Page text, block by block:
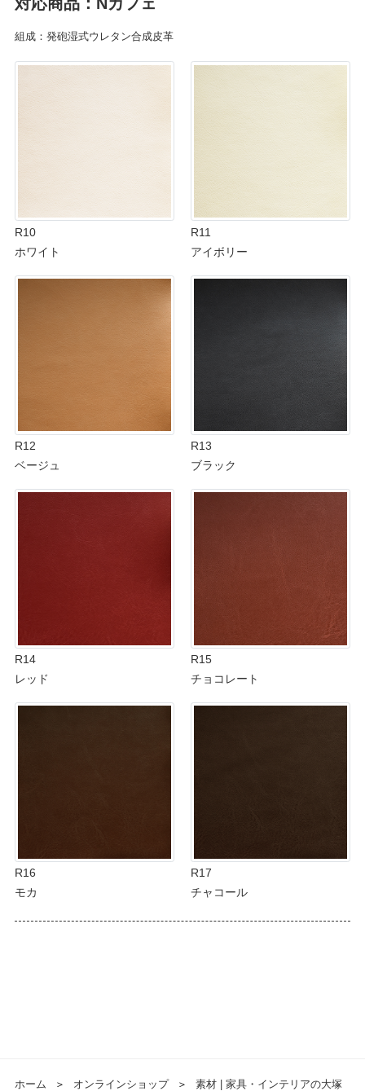
組成：発砲湿式ウレタン合成皮革
R10
ホワイト
R11
アイボリー
R12
ベージュ
R13
ブラック
R14
レッド
R15
チョコレート
R16
モカ
R17
チャコール
ホーム ＞ オンラインショップ ＞ 素材 | 家具・インテリアの大塚